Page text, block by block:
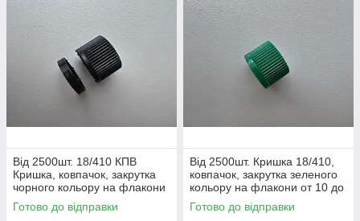
Від 2500шт. 18/410 КПВ
Кришка, ковпачок, закрутка
чорного кольору на флакони
от 10 до 65 мл
Готово до відправки
Від 2500шт. Кришка 18/410,
ковпачок, закрутка зеленого
кольору на флакони от 10 до
65 мл
Готово до відправки